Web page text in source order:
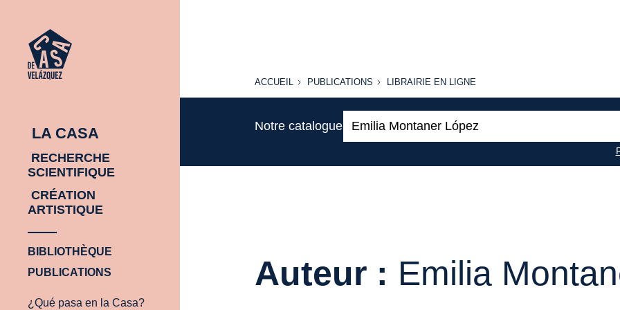
LA CASA
RECHERCHE
SCIENTIFIQUE
CRÉATION
ARTISTIQUE
BIBLIOTHÈQUE
PUBLICATIONS
¿Qué pasa en la Casa?
ACCUEIL
ACCUEIL PUBLICATIONS
PUBLICATIONS
LIBRAIRIE
LIBRAIRIE EN LIGNE
Notre catalogue:
Auteur : Emilia